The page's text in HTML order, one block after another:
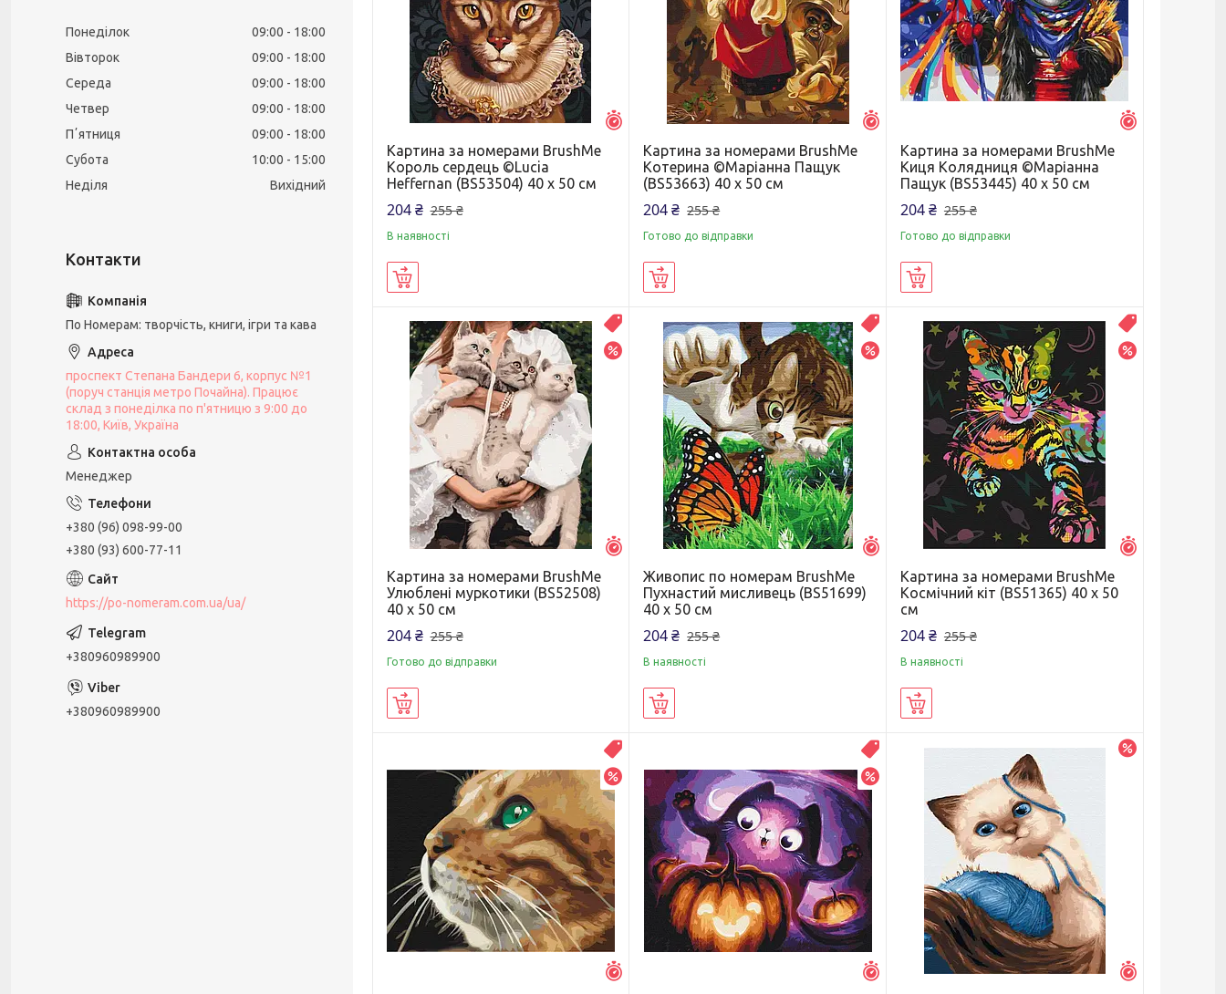
Залишилось 7 днів
Картина за номерами BrushMe
Король сердець ©Lucia
Heffernan (BS53504) 40 х 50 см
204 ₴ 255 ₴
В наявності
Картина за номерами BrushMe
Котерина ©Маріанна Пащук
(BS53663) 40 х 50 см
204 ₴ 255 ₴
Готово до відправки
Картина за номерами BrushMe
Киця Колядниця ©Маріанна
Пащук (BS53445) 40 х 50 см
204 ₴ 255 ₴
Готово до відправки
Распродажа
Залишилось 7 днів
Картина за номерами BrushMe
Улюблені муркотики (BS52508)
40 х 50 см
204 ₴ 255 ₴
Готово до відправки
Распродажа
Залишилось 7 днів
Живопис по номерам BrushMe
Пухнастий мисливець (BS51699)
40 х 50 см
204 ₴ 255 ₴
В наявності
Картина за номерами BrushMe
Космічний кіт (BS51365) 40 х 50
см
204 ₴ 255 ₴
В наявності
–20%
Распродажа
Залишилось 7 днів
Понеділок 09:00
18:00
Вівторок
09:00
18:00
Середа
09:00
18:00
Четвер
09:00
18:00
Пʼятниця
09:00
18:00
Субота
10:00
15:00
Неділя
Вихідний
По Номерам: творчість, книги, ігри та кава
проспект Степана Бандери 6, корпус №1
(поруч станція метро Почайна). Працює
склад з понеділка по п'ятницю з 9:00 до
18:00, Київ, Україна
Менеджер
+380 (96) 098-99-00
+380 (93) 600-77-11
https://po-nomeram.com.ua/ua/
+380960989900
+380960989900